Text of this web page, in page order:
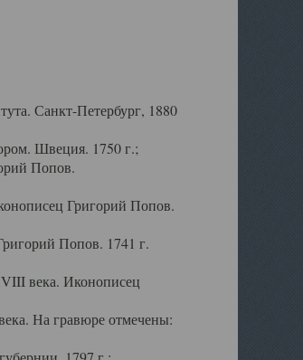
Санкт-Петербург, 1880
Швеция. 1750 г.;
Попов.
Григорий Попов.
Попов. 1741 г.
века. Иконописец
На гравюре отмечены: